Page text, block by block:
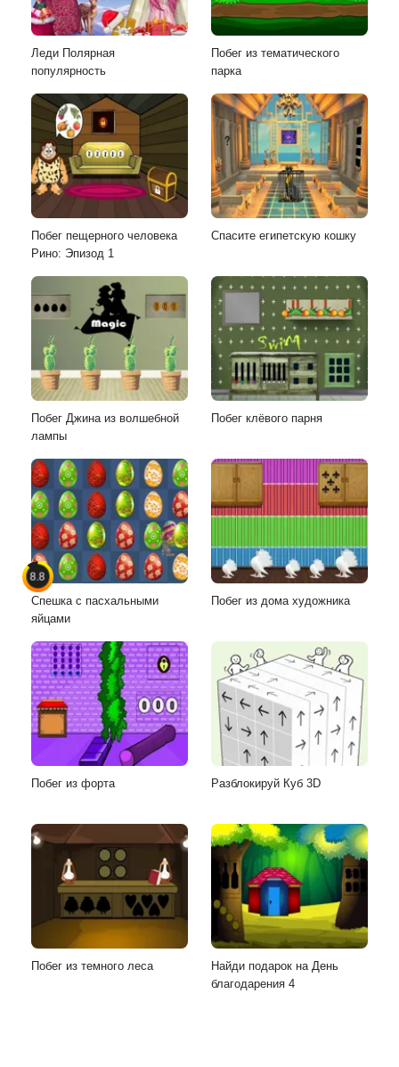
Леди Полярная
популярность
Побег из тематического
парка
Побег пещерного человека
Рино: Эпизод 1
Спасите египетскую кошку
Побег Джина из волшебной
лампы
Побег клёвого парня
8.8
Спешка с пасхальными
яйцами
Побег из дома художника
Побег из форта Разблокируй Куб 3D
Побег из темного леса
Найди подарок на День
благодарения 4